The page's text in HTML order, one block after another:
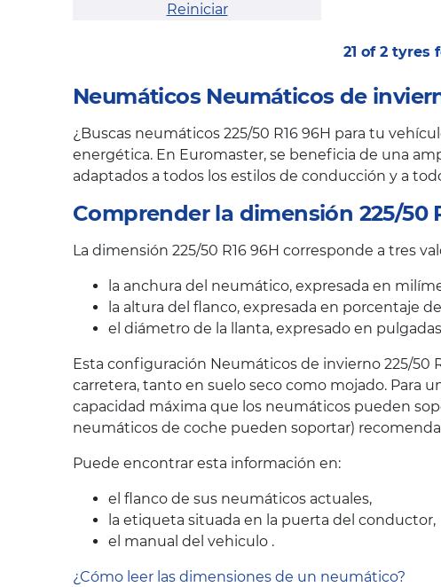
Reiniciar
21 of 2 tyres
Neumáticos Neumáticos de
¿Buscas neumáticos 225/50 R16 96H para tu
energética. En Euromaster, se beneficia de una
adaptados a todos los estilos de conducción y a
Comprender la dimensión 225/50
La dimensión 225/50 R16 96H corresponde a tres
la anchura del neumático, expresada en
la altura del flanco, expresada en porcentaje
el diámetro de la llanta, expresado en
Esta configuración Neumáticos de invierno 225/50
carretera, tanto en suelo seco como mojado. Para
capacidad máxima que los neumáticos pueden
neumáticos de coche pueden soportar)
Puede encontrar esta información en:
el flanco de sus neumáticos actuales,
la etiqueta situada en la puerta del conductor,
el manual del vehiculo .
¿Cómo leer las dimensiones de un neumático?